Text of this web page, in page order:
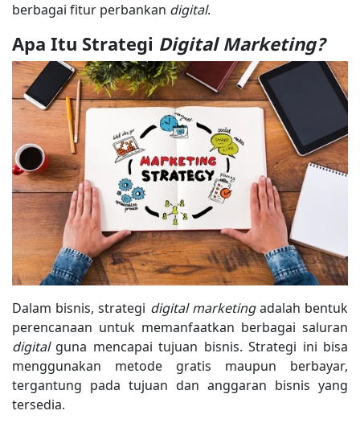
berbagai fitur perbankan digital.
Apa Itu Strategi Digital Marketing?
Dalam bisnis, strategi digital marketingadalah bentuk
perencanaan untuk memanfaatkan berbagai saluran
digitalguna mencapai tujuan bisnis. Strategi ini bisa
menggunakan metode gratis maupun berbayar,
tergantung pada tujuan dan anggaran bisnis yang
tersedia.